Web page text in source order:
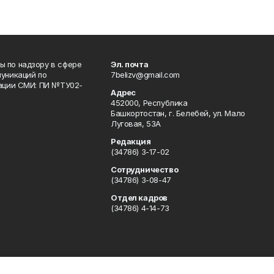
по надзору в сфере
по
СМИ: ПИ №ТУ02-
Эл. почта
7belizv@gmail.com
Адрес
452000, Республика
Башкортостан, г. Белебей, ул. Мало
Луговая, 53А
Редакция
(34786) 3-17-02
Сотрудничество
(34786) 3-08-47
Отдел кадров
(34786) 4-14-73